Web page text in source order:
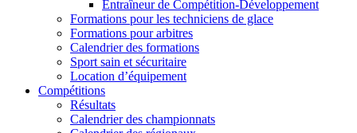
Entraîneur de Compétition-Développement
Formations pour les techniciens de glace
Formations pour arbitres
Calendrier des formations
Sport sain et sécuritaire
Location d’équipement
Compétitions
Résultats
Calendrier des championnats